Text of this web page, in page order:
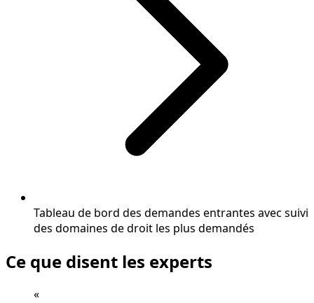
Tableau de bord des demandes entrantes avec suivi
des domaines de droit les plus demandés
Ce que disent les experts
«